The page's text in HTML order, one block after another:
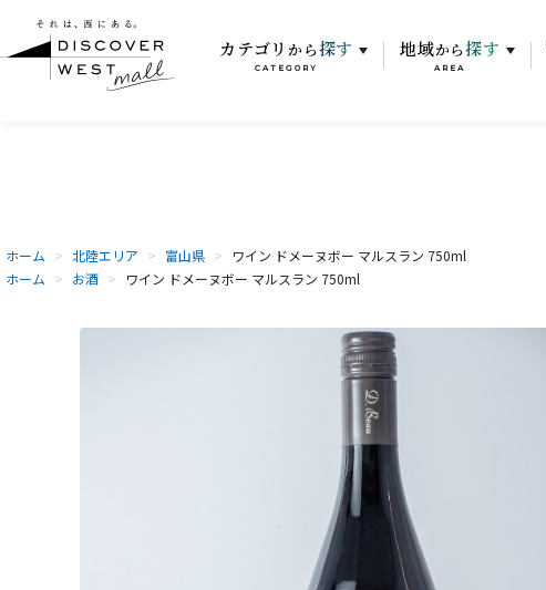
カテゴリ から 探す
CATEGORY
地域から 探す
AREA
ホーム > 北陸エリア > 富山県 >
ワイン ドメーヌボー マルスラン 750ml
ホーム > お酒 > ワイン ドメーヌボー マルスラン 750ml